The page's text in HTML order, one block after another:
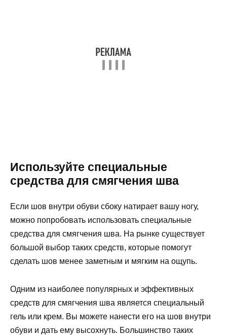
Используйте специальные
средства для смягчения шва
Если шов внутри обуви сбоку натирает вашу ногу,
можно попробовать использовать специальные
средства для смягчения шва. На рынке существует
большой выбор таких средств, которые помогут
сделать шов менее заметным и мягким на ощупь.
Одним из наиболее популярных и эффективных
средств для смягчения шва является специальный
гель или крем. Вы можете нанести его на шов внутри
обуви и дать ему высохнуть. Большинство таких